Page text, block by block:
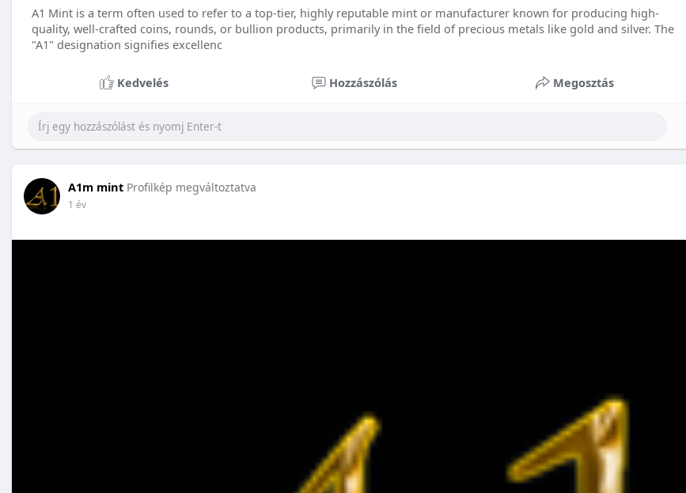
A1 Mint is a term often used to refer to a top-tier, highly reputable mint or manufacturer known for producing high-
quality, well-crafted coins, rounds, or bullion products, primarily in the field of precious metals like gold and silver. The
"A1" designation signifies excellenc
Kedvelés Hozzászólás Megosztás
A1m mint Profilkép megváltoztatva
1 év